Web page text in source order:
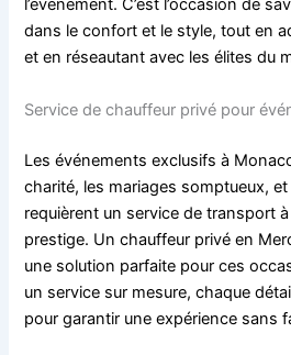
l’événement. C’est l’occasion de
dans le confort et le style, tout en
et en réseautant avec les élites du
Service de chauffeur privé pour
Les événements exclusifs à
charité, les mariages somptueux,
requièrent un service de transport
prestige. Un chauffeur privé en
une solution parfaite pour ces
un service sur mesure, chaque
pour garantir une expérience sans